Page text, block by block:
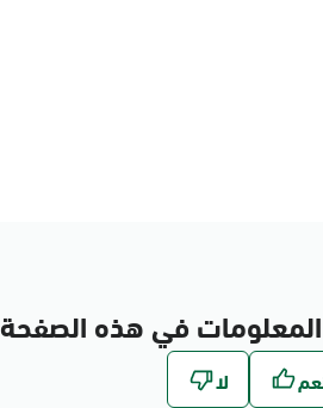
في هذه الصفحة